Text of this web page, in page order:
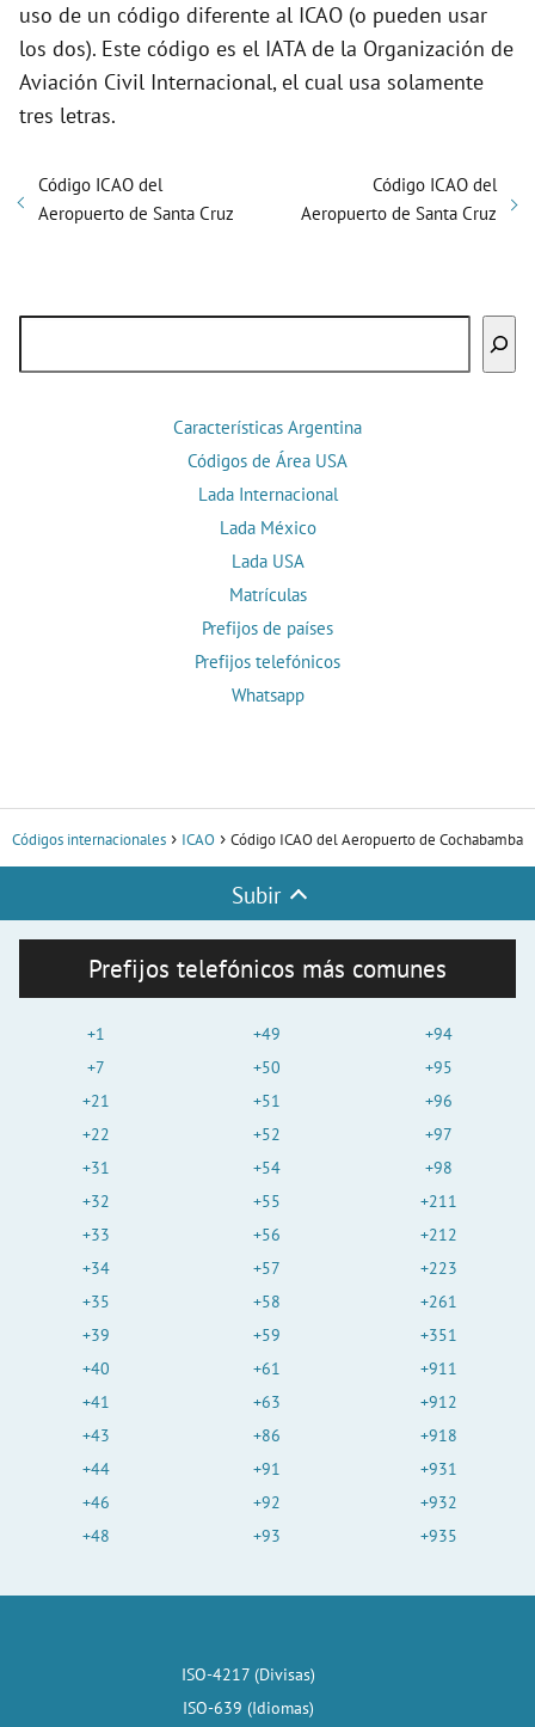
uso de un código diferente al ICAO (o pueden usar
los dos). Este código es el IATA de la Organización de
Aviación Civil Internacional, el cual usa solamente
tres letras.
Código ICAO del
Aeropuerto de Santa Cruz
Código ICAO del
Aeropuerto de Santa Cruz
Características Argentina
Códigos de Área USA
Lada Internacional
Lada México
Lada USA
Matrículas
Prefijos de países
Prefijos telefónicos
Whatsapp
Códigos internacionales ICAO Código ICAO del Aeropuerto de Cochabamba
Subir
Prefijos telefónicos más comunes
+1
+7
+21
+22
+31
+32
+33
+34
+35
+39
+40
+41
+43
+44
+46
+48
+49
+50
+51
+52
+54
+55
+56
+57
+58
+59
+61
+63
+86
+91
+92
+93
+94
+95
+96
+97
+98
+211
+212
+223
+261
+351
+911
+912
+918
+931
+932
+935
ISO-4217 (Divisas)
ISO-639 (Idiomas)